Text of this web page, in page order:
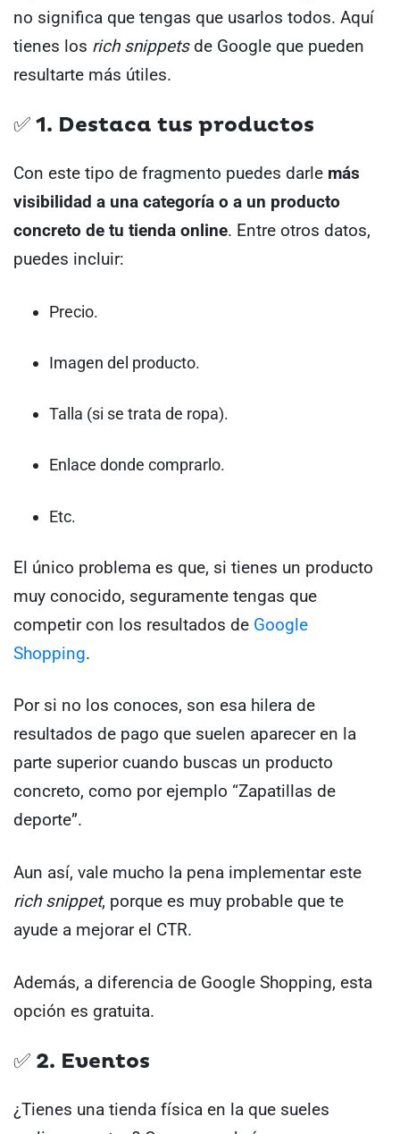
no significa que tengas que usarlos todos. Aquí
tienes los rich snippetsde Google que pueden
resultarte más útiles.
✅ 1. Destaca tus productos
Con este tipo de fragmento puedes darle más
visibilidad a una categoría o a un producto
concreto de tu tienda online. Entre otros datos,
puedes incluir:
Precio.
Imagen del producto.
Talla (si se trata de ropa).
Enlace donde comprarlo.
Etc.
El único problema es que, si tienes un producto
muy conocido, seguramente tengas que
competir con los resultados de Google
Shopping.
Por si no los conoces, son esa hilera de
resultados de pago que suelen aparecer en la
parte superior cuando buscas un producto
concreto, como por ejemplo “Zapatillas de
deporte”.
Aun así, vale mucho la pena implementar este
rich snippet, porque es muy probable que te
ayude a mejorar el CTR.
Además, a diferencia de Google Shopping, esta
opción es gratuita.
✅ 2. Eventos
¿Tienes una tienda física en la que sueles